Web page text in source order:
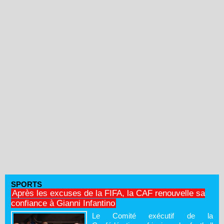
SPORTS
Après les excuses de la FIFA, la CAF renouvelle sa
confiance à Gianni Infantino
Le Comité exécutif de la